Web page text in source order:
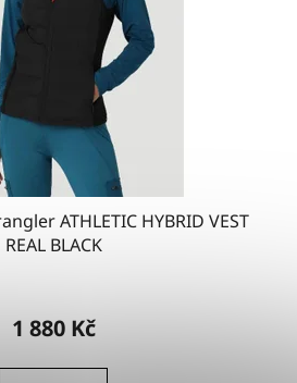
ATHLETIC HYBRID VEST
REAL BLACK
1 880 Kč